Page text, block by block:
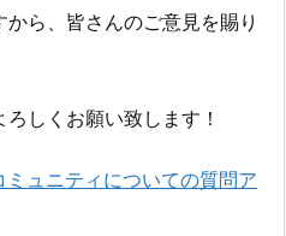
ら、皆さんのご意見を賜り
しくお願い致します！
ュニティについての質問ア